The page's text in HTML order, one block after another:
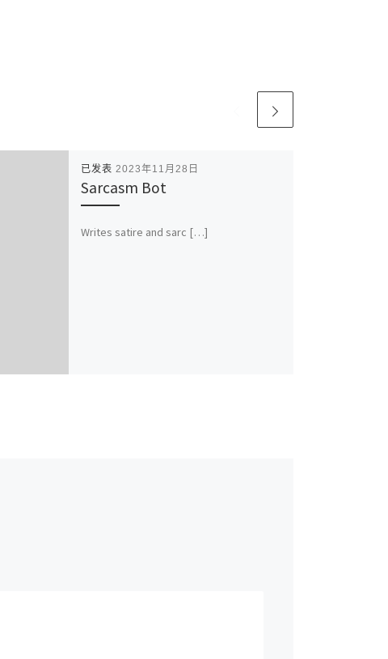
已发表 2023年11月28日
Sarcasm Bot
Writes satire and sarc […]